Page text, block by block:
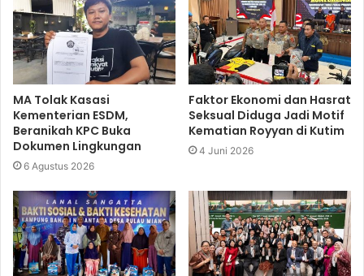
MA Tolak Kasasi
Kementerian ESDM,
Beranikah KPC Buka
Dokumen Lingkungan
6 Agustus 2026
Faktor Ekonomi dan Hasrat
Seksual Diduga Jadi Motif
Kematian Royyan di Kutim
4 Juni 2026